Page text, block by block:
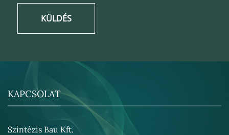
KÜLDÉS
KAPCSOLAT
Szintézis Bau Kft.